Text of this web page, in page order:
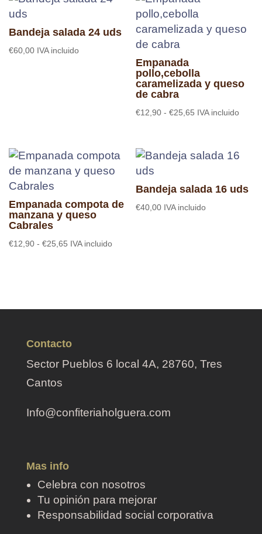
Bandeja salada 24 uds
€60,00 IVA incluido
Empanada
pollo,cebolla
caramelizada y queso
de cabra
€12,90 - €25,65 Rango
desde
hasta
€25,65
IVA incluido
Empanada compota de
manzana y queso
Cabrales
€12,90 - €25,65 Rango
IVA incluido
Bandeja salada 16 uds
€40,00 IVA incluido
Contacto
Sector Pueblos 6 local 4A, 28760, Tres
Cantos
Info@confiteriaholguera.com
Mas info
Celebra con nosotros
Tu opinión para mejorar
Responsabilidad social corporativa